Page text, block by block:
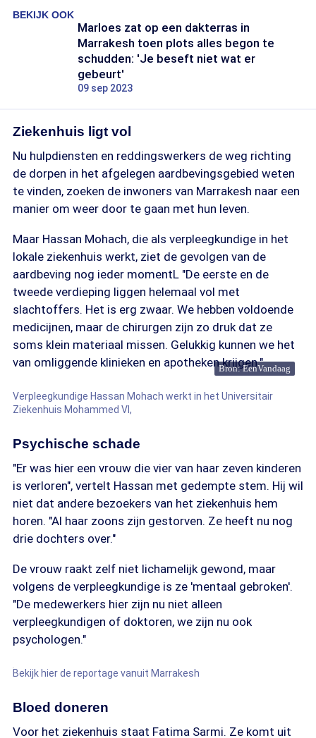
BEKIJK OOK
Marloes zat op een dakterras in
Marrakesh toen plots alles begon te
schudden: 'Je beseft niet wat er
gebeurt'
09 sep 2023
Ziekenhuis ligt vol
Nu hulpdiensten en reddingswerkers de weg richting
de dorpen in het afgelegen aardbevingsgebied weten
te vinden, zoeken de inwoners van Marrakesh naar een
manier om weer door te gaan met hun leven.
Maar Hassan Mohach, die als verpleegkundige in het
lokale ziekenhuis werkt, ziet de gevolgen van de
aardbeving nog ieder momentL "De eerste en de
tweede verdieping liggen helemaal vol met
slachtoffers. Het is erg zwaar. We hebben voldoende
medicijnen, maar de chirurgen zijn zo druk dat ze
soms klein materiaal missen. Gelukkig kunnen we het
van omliggende klinieken en apotheken krijgen."
Bron: EenVandaag
Verpleegkundige Hassan Mohach werkt in het Universitair
Ziekenhuis Mohammed VI,
Psychische schade
"Er was hier een vrouw die vier van haar zeven kinderen
is verloren", vertelt Hassan met gedempte stem. Hij wil
niet dat andere bezoekers van het ziekenhuis hem
horen. "Al haar zoons zijn gestorven. Ze heeft nu nog
drie dochters over."
De vrouw raakt zelf niet lichamelijk gewond, maar
volgens de verpleegkundige is ze 'mentaal gebroken'.
"De medewerkers hier zijn nu niet alleen
verpleegkundigen of doktoren, we zijn nu ook
psychologen."
Bekijk hier de reportage vanuit Marrakesh
Bloed doneren
Voor het ziekenhuis staat Fatima Sarmi. Ze komt uit